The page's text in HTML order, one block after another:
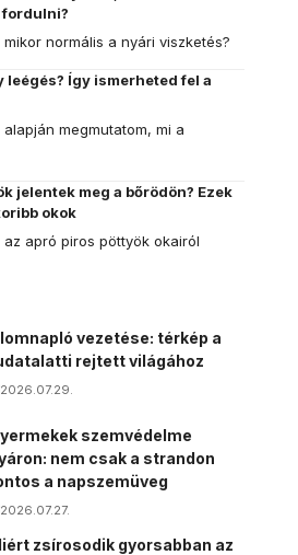
fordulni?
normális a nyári viszketés?
leégés? Így ismerheted fel a
megmutatom, mi a
jelentek meg a bőrödön? Ezek
okok
apró piros pöttyök okairól
vezetése: térkép a
rejtett világához
2026.07.29.
szemvédelme
nem csak a strandon
a napszemüveg
2026.07.27.
zsírosodik gyorsabban az